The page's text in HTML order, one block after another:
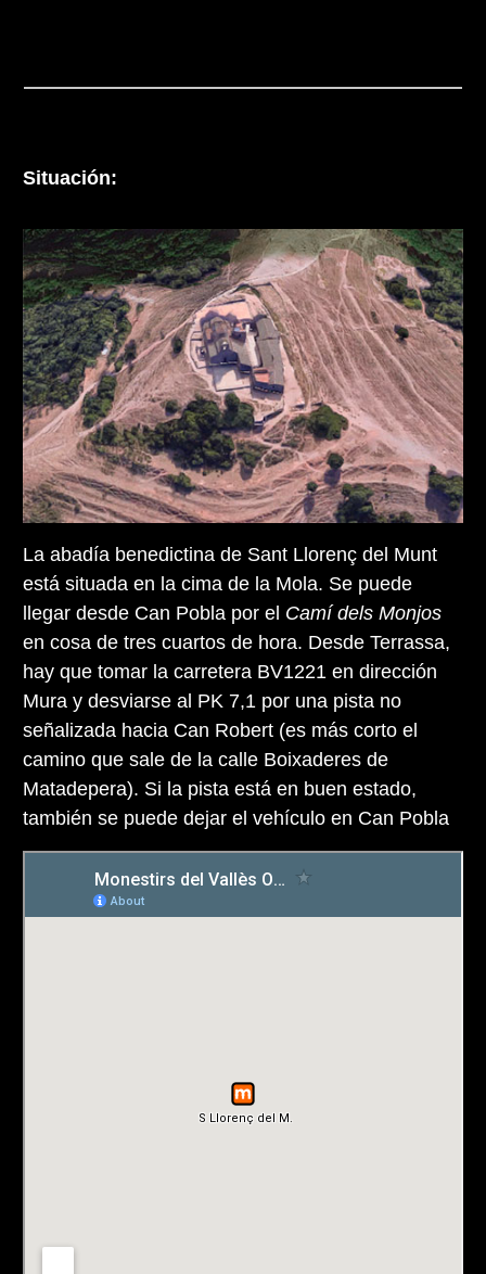
Situación:
La abadía benedictina de Sant Llorenç del Munt
está situada en la cima de la Mola. Se puede
llegar desde Can Pobla por el Camí dels Monjos
en cosa de tres cuartos de hora. Desde Terrassa,
hay que tomar la carretera BV1221 en dirección
Mura y desviarse al PK 7,1 por una pista no
señalizada hacia Can Robert (es más corto el
camino que sale de la calle Boixaderes de
Matadepera). Si la pista está en buen estado,
también se puede dejar el vehículo en Can Pobla